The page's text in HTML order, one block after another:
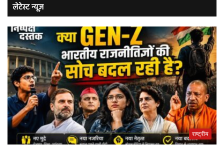
लेटेस्ट न्यूज़
राष्ट्रीय